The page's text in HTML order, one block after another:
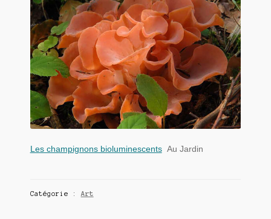
Les champignons bioluminescents Au Jardin
Catégorie : Art